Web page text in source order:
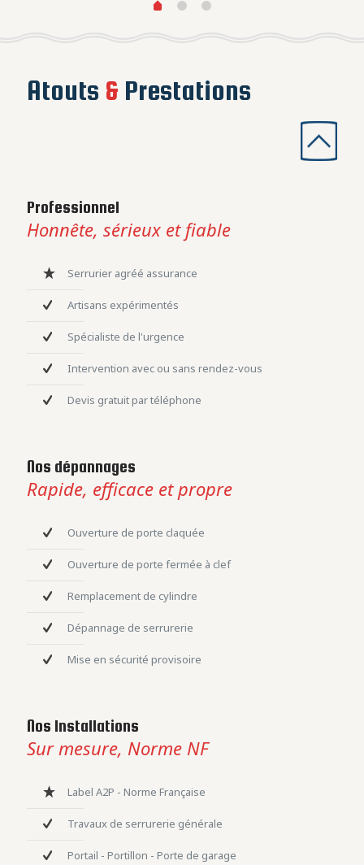
Atouts & Prestations
Professionnel
Honnête, sérieux et fiable
Serrurier agréé assurance
Artisans expérimentés
Spécialiste de l'urgence
Intervention avec ou sans rendez-vous
Devis gratuit par téléphone
Nos dépannages
Rapide, efficace et propre
Ouverture de porte claquée
Ouverture de porte fermée à clef
Remplacement de cylindre
Dépannage de serrurerie
Mise en sécurité provisoire
Nos Installations
Sur mesure, Norme NF
Label A2P - Norme Française
Travaux de serrurerie générale
Portail - Portillon - Porte de garage